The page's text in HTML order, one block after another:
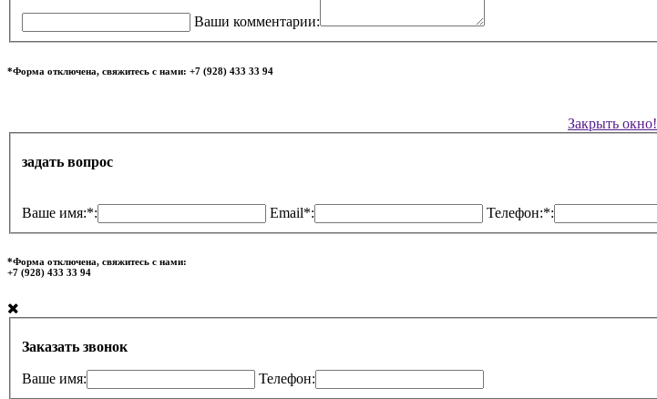
Ваши комментарии:
*Форма отключена, свяжитесь с нами: +7 (928) 433 33 94
Закрыть окно!
задать вопрос
Ваше имя:*: Email*: Телефон:*:
*Форма отключена, свяжитесь с нами:
+7 (928) 433 33 94
Заказать звонок
Ваше имя: Телефон: